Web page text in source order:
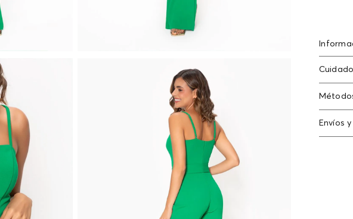
Otros:
Envíos
En